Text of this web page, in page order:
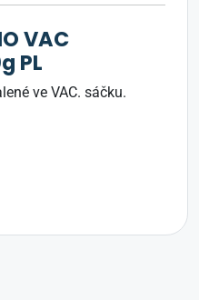
VAC
PL
ve VAC. sáčku.